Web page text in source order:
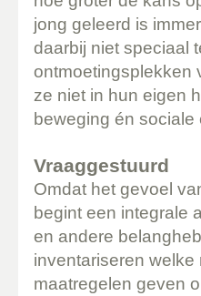
jong geleerd is
daarbij niet speciaal
ontmoetingsplekken
ze niet in hun eigen
beweging én sociale
Vraaggestuurd
Omdat het gevoel
begint een integrale
en andere
inventariseren
maatregelen geven